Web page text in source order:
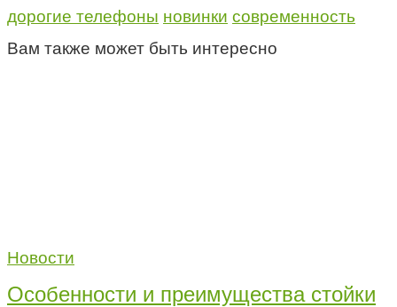
дорогие телефоны новинки современность
Вам также может быть интересно
Новости
Особенности и преимущества стойки